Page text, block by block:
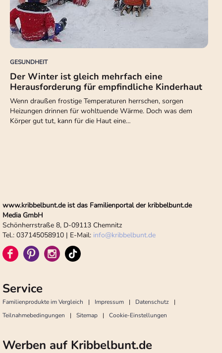
GESUNDHEIT
Der Winter ist gleich mehrfach eine
Herausforderung für empfindliche Kinderhaut
Wenn draußen frostige Temperaturen herrschen, sorgen
Heizungen drinnen für wohltuende Wärme. Doch was dem
Körper gut tut, kann für die Haut eine…
www.kribbelbunt.de ist das Familienportal der kribbelbunt.de
Media GmbH
Schönherrstraße 8, D-09113 Chemnitz
Tel.: 037145058910 | E-Mail: info@kribbelbunt.de
Service
Familienprodukte im Vergleich Impressum
Datenschutz
Teilnahmebedingungen
Sitemap Cookie-Einstellungen
Werben auf Kribbelbunt.de